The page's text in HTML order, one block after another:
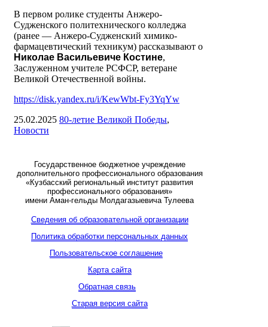
В первом ролике студенты Анжеро-
Судженского политехнического колледжа
(ранее — Анжеро-Судженский химико-
фармацевтический техникум) рассказывают о
Николае Васильевиче Костине,
Заслуженном учителе РСФСР, ветеране
Великой Отечественной войны.
https://disk.yandex.ru/i/KewWbt-Fy3YqYw
25.02.2025 80-летие Великой Победы,
Новости
Государственное бюджетное учреждение
дополнительного профессионального образования
«Кузбасский региональный институт развития
профессионального образования»
имени Аман-гельды Молдагазыевича Тулеева
Сведения об образовательной организации
Политика обработки персональных данных
Пользовательское соглашение
Карта сайта
Обратная связь
Старая версия сайта